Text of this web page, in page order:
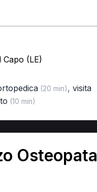
(LE)
(20 min), visita
(10 min)
Osteopata